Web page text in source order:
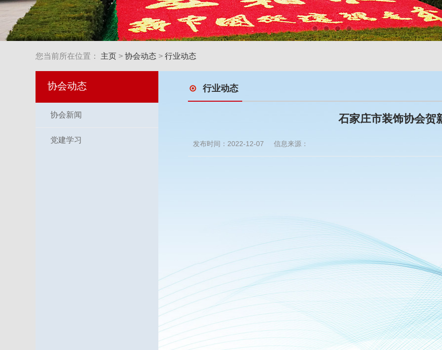
1 2 2 2
您当前所在位置： 主页 > 协会动态 > 行业动态
协会动态
协会新闻
党建学习
行业动态
石家庄市装饰协会贺
发布时间：2022-12-07 信息来源：